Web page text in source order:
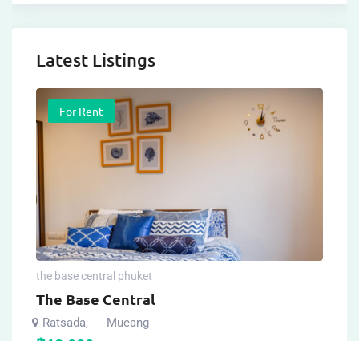
Latest Listings
For Rent
the base central phuket
The Base Central
Ratsada, Mueang